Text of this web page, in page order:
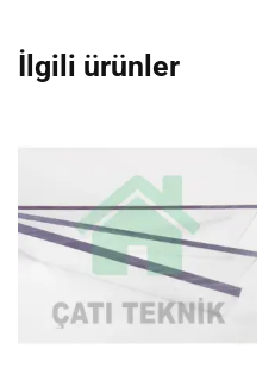
İlgili ürünler